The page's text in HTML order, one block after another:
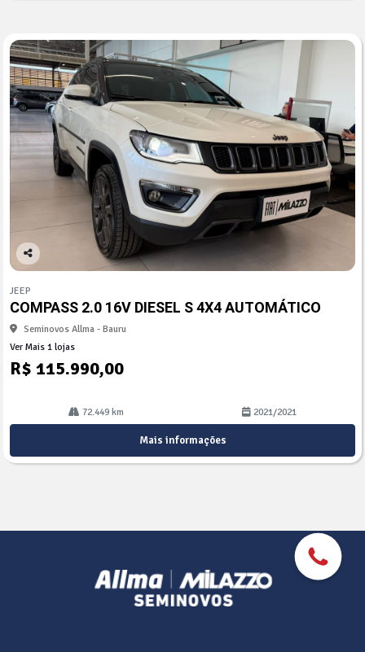
Co
arti
lhe
JEEP
COMPASS 2.0 16V DIESEL S 4X4 AUTOMÁTICO
Seminovos Allma - Bauru
Ver Mais 1 lojas
R$ 115.990,00
72.449 km 2021/2021
Mais informações